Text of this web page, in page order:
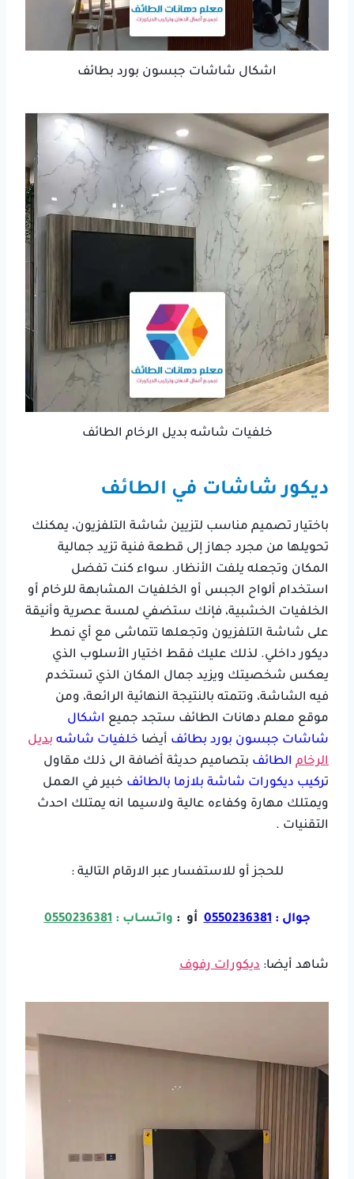
اشكال شاشات جبسون بورد بطائف
خلفيات شاشه بديل الرخام الطائف
ديكور شاشات في الطائف
باختيار تصميم مناسب لتزيين شاشة التلفزيون، يمكنك
تحويلها من مجرد جهاز إلى قطعة فنية تزيد جمالية
المكان وتجعله يلفت الأنظار. سواء كنت تفضل
استخدام ألواح الجبس أو الخلفيات المشابهة للرخام أو
الخلفيات الخشبية، فإنك ستضفي لمسة عصرية وأنيقة
على شاشة التلفزيون وتجعلها تتماشى مع أي نمط
ديكور داخلي. لذلك عليك فقط اختيار الأسلوب الذي
يعكس شخصيتك ويزيد جمال المكان الذي تستخدم
فيه الشاشة، وتتمته بالنتيجة النهائية الرائعة، ومن
موقع معلم دهانات الطائف ستجد جميع اشكال
شاشات جبسون بورد بطائف أيضا خلفيات شاشه بديل
الرخام الطائف بتصاميم حديثة أضافة الى ذلك مقاول
تركيب ديكورات شاشة بلازما بالطائف خبير في العمل
ويمتلك مهارة وكفاءه عالية ولاسيما انه يمتلك احدث
التقنيات .
للحجز أو للاستفسار عبر الارقام التالية :
جوال :0550236381 أو : واتـسـاب :0550236381
شاهد أيضا: ديكورات رفوف